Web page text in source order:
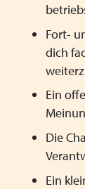
Fort-
dich
Ein
Die
Ein